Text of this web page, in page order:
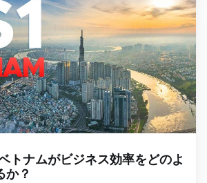
トナムがビジネス効率をどのよ
か？